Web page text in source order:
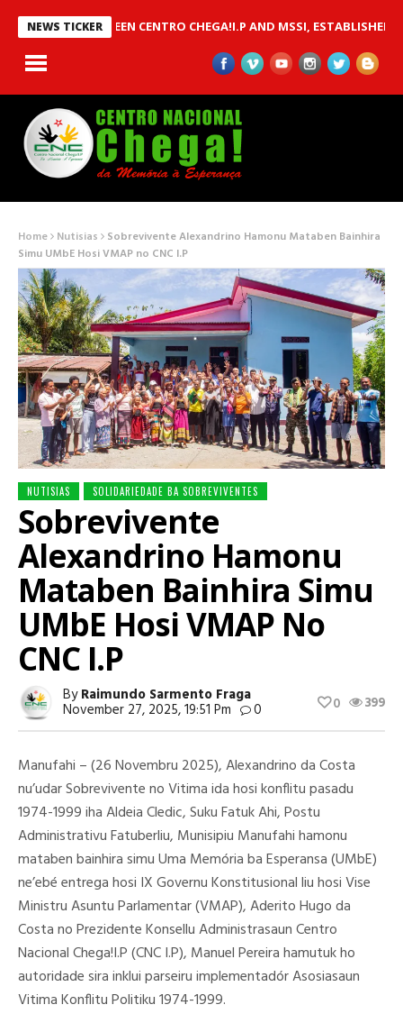
NEWS TICKER
BETWEEN CENTRO CHEGA!I.P AND MSSI, ESTABLISHED TO
Home Nutisias Sobrevivente Alexandrino Hamonu Mataben Bainhira
Simu UMbE Hosi VMAP no CNC I.P
NUTISIAS SOLIDARIEDADE BA SOBREVIVENTES
Sobrevivente
Alexandrino Hamonu
Mataben Bainhira Simu
UMbE Hosi VMAP No
CNC I.P
ByRaimundo Sarmento Fraga
November 27, 2025, 19:51 Pm 0 399
0
Manufahi – (26 Novembru 2025), Alexandrino da Costa
nu’udar Sobrevivente no Vitima ida hosi konflitu pasadu
1974-1999 iha Aldeia Cledic, Suku Fatuk Ahi, Postu
Administrativu Fatuberliu, Munisipiu Manufahi hamonu
mataben bainhira simu Uma Memória ba Esperansa (UMbE)
ne’ebé entrega hosi IX Governu Konstitusional liu hosi Vise
Ministru Asuntu Parlamentar (VMAP), Aderito Hugo da
Costa no Prezidente Konsellu Administrasaun Centro
Nacional Chega!I.P (CNC I.P), Manuel Pereira hamutuk ho
autoridade sira inklui parseiru implementadór Asosiasaun
Vitima Konflitu Politiku 1974-1999.